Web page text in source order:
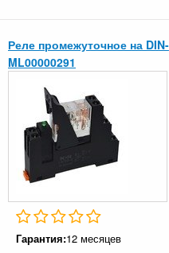
Реле промежуточное на
ML00000291
Гарантия:12 месяцев